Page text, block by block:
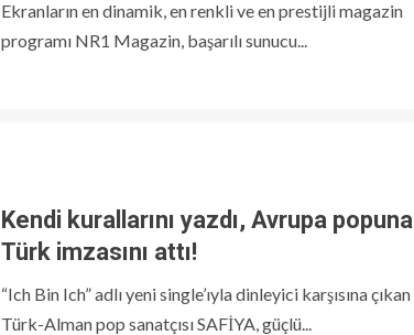
Ekranların en dinamik, en renkli ve en prestijli magazin
programı NR1 Magazin, başarılı sunucu...
Kendi kurallarını yazdı, Avrupa popuna
Türk imzasını attı!
“Ich Bin Ich” adlı yeni single’ıyla dinleyici karşısına çıkan
Türk-Alman pop sanatçısı SAFİYA, güçlü...